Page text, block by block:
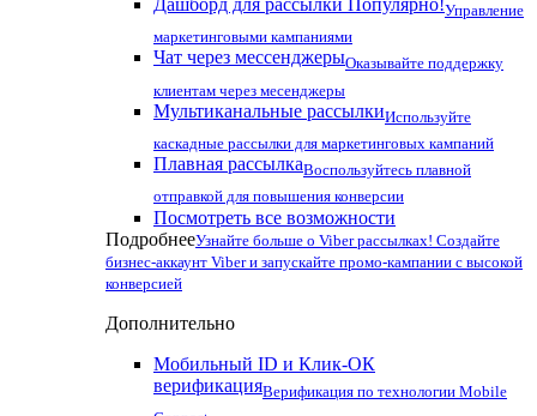
Дашборд для рассылки Популярно!Управление
маркетинговыми кампаниями
Чат через мессенджерыОказывайте поддержку
клиентам через месенджеры
Мультиканальные рассылкиИспользуйте
каскадные рассылки для маркетинговых кампаний
Плавная рассылкаВоспользуйтесь плавной
отправкой для повышения конверсии
Посмотреть все возможности
ПодробнееУзнайте больше о Viber рассылках! Создайте
бизнес-аккаунт Viber и запускайте промо-кампании с высокой
конверсией
Дополнительно
Мобильный ID и Клик-ОК
верификацияВерификация по технологии Mobile